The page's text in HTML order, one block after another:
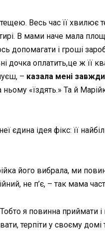
Весь час її
В мами наче мала
допомагати і гроші
дочка оплатить,це ж її
– казала мені
ньому «їздять.» Та й
єдина ідея фікс: її
його вибрала, ми
не п’є, – так мама
я повинна приймати
терпіти у своєму